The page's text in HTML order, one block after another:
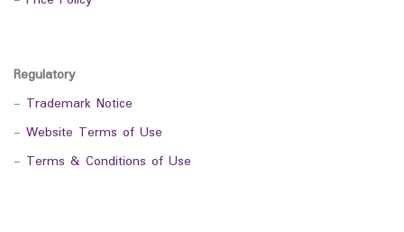
Regulatory
- Trademark Notice
- Website Terms of Use
- Terms & Conditions of Use